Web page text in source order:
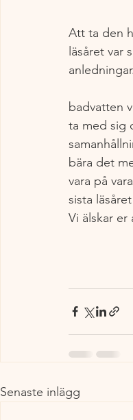
Att ta den
läsåret var
badvatten
ta med sig
bära det
vara på
sista
Vi älskar er
Senaste inlägg